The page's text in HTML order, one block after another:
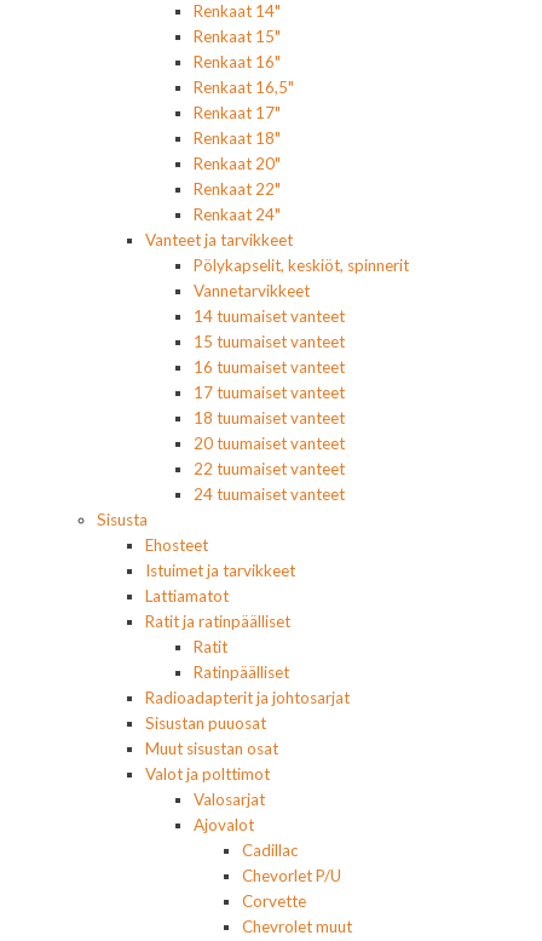
Renkaat 14"
Renkaat 15"
Renkaat 16"
Renkaat 16,5"
Renkaat 17"
Renkaat 18"
Renkaat 20"
Renkaat 22"
Renkaat 24"
Vanteet ja tarvikkeet
Pölykapselit, keskiöt, spinnerit
Vannetarvikkeet
14 tuumaiset vanteet
15 tuumaiset vanteet
16 tuumaiset vanteet
17 tuumaiset vanteet
18 tuumaiset vanteet
20 tuumaiset vanteet
22 tuumaiset vanteet
24 tuumaiset vanteet
Sisusta
Ehosteet
Istuimet ja tarvikkeet
Lattiamatot
Ratit ja ratinpäälliset
Ratit
Ratinpäälliset
Radioadapterit ja johtosarjat
Sisustan puuosat
Muut sisustan osat
Valot ja polttimot
Valosarjat
Ajovalot
Cadillac
Chevorlet P/U
Corvette
Chevrolet muut